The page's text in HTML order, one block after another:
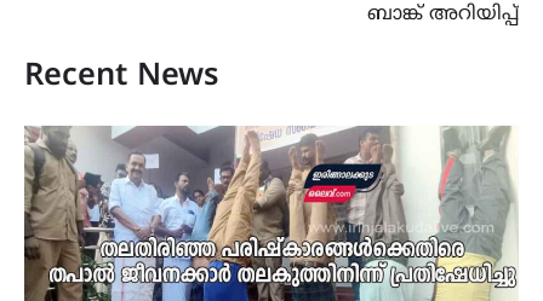
ബാങ്ക് അറിയിപ്പ്
Recent News